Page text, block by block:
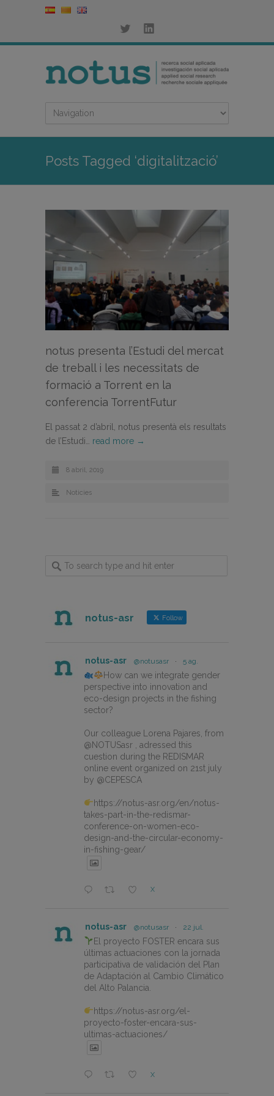
Posts Tagged ‘digitalització’
notus presenta l’Estudi del mercat
de treball i les necessitats de
formació a Torrent en la
conferencia TorrentFutur
El passat 2 d’abril, notus presentà els resultats
de l’Estudi… read more →
8 abril, 2019
Noticies
notus-asr Follow
notus-asr @notusasr · 5 ag.
How can we integrate gender
perspective into innovation and
eco-design projects in the fishing
sector?
Our colleague Lorena Pajares, from
@NOTUSasr , adressed this
cuestion during the REDISMAR
online event organized on 21st july
by @CEPESCA
https://notus-asr.org/en/notus-
takes-part-in-the-redismar-
conference-on-women-eco-
design-and-the-circular-economy-
in-fishing-gear/
X
notus-asr @notusasr · 22 jul.
El proyecto FOSTER encara sus
últimas actuaciones con la jornada
participativa de validación del Plan
de Adaptación al Cambio Climático
del Alto Palancia.
https://notus-asr.org/el-
proyecto-foster-encara-sus-
ultimas-actuaciones/
X